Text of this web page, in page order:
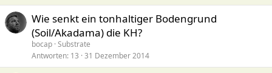
Wie senkt ein tonhaltiger Bodengrund
(Soil/Akadama) die KH?
bocap Substrate
Antworten 13 31 Dezember 2014